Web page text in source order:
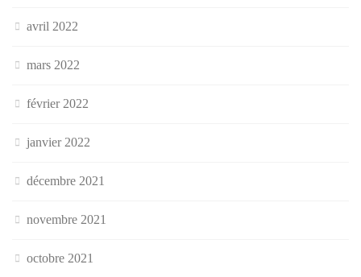
avril 2022
mars 2022
février 2022
janvier 2022
décembre 2021
novembre 2021
octobre 2021